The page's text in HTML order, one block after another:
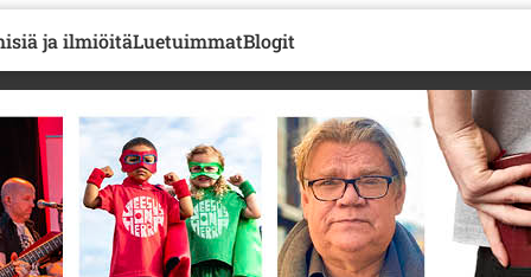
ja ilmiöitäLuetuimmatBlogit